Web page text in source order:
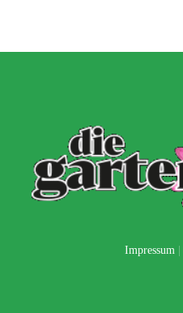
Impressum|